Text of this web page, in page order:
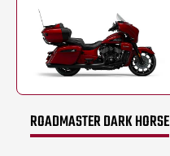
ROADMASTER DARK HORSE